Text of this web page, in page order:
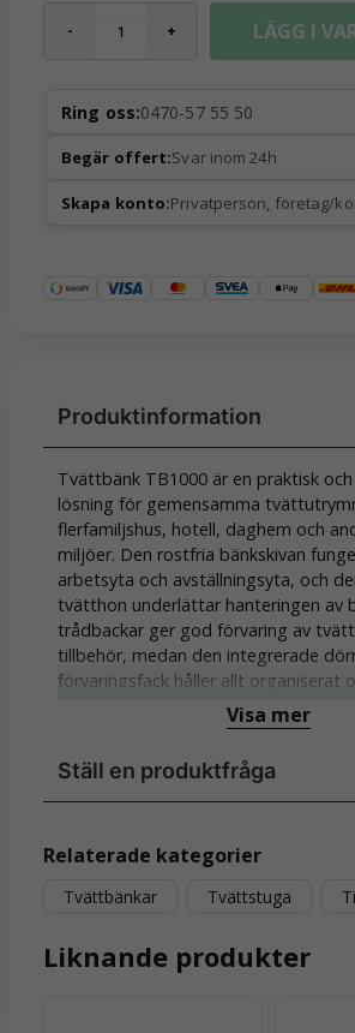
- + LÄGG I
Ring oss:0470-57 55 50
Begär offert:Svar inom 24h
Skapa konto:Privatperson, företag/
Tvättbänk TB1000 är en praktisk
lösning för gemensamma
flerfamiljshus, hotell, daghem och
miljöer. Den rostfria bänkskivan
arbetsyta och avställningsyta, och
tvätthon underlättar hanteringen av
trådbackar ger god förvaring av
tillbehör, medan den integrerade
förvaringsfack håller allt organiserat
Bänken levereras färdigmonterad
beroende på vad som passar er
Fötterna är justerbara för att kunna
krysstag och väggfäste för ökad
och hållbart tillbehör som gör
användarvänlig och professionell.
Visa mer
Ställ en produktfråga
Fråga oss något om denna
name
Namn
Relaterade kategorier
Tvättbänkar Tvättstuga
Liknande produkter